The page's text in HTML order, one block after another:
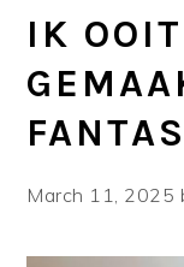
IK
March 11, 2025